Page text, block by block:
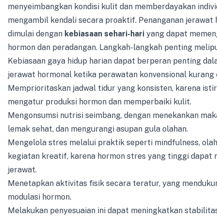
menyeimbangkan kondisi kulit dan memberdayakan
mengambil kendali secara proaktif. Penanganan jerawat
dimulai dengan kebiasaan sehari-hari yang dapat
hormon dan peradangan. Langkah-langkah penting
Kebiasaan gaya hidup harian dapat berperan penting
jerawat hormonal ketika perawatan konvensional
Memprioritaskan jadwal tidur yang konsisten, karena
mengatur produksi hormon dan memperbaiki kulit.
Mengonsumsi nutrisi seimbang, dengan menekankan
lemak sehat, dan mengurangi asupan gula olahan.
Mengelola stres melalui praktik seperti mindfulness,
kegiatan kreatif, karena hormon stres yang tinggi dapat
jerawat.
Menetapkan aktivitas fisik secara teratur, yang
modulasi hormon.
Melakukan penyesuaian ini dapat meningkatkan